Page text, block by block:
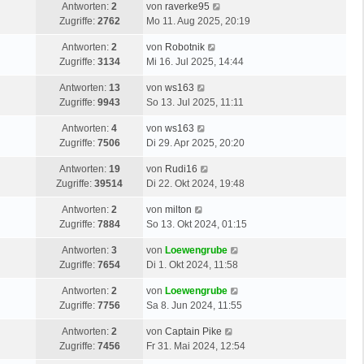
Antworten: 2
Zugriffe: 2762
von raverke95
Mo 11. Aug 2025, 20:19
Antworten: 2
Zugriffe: 3134
von Robotnik
Mi 16. Jul 2025, 14:44
Antworten: 13
Zugriffe: 9943
von ws163
So 13. Jul 2025, 11:11
Antworten: 4
Zugriffe: 7506
von ws163
Di 29. Apr 2025, 20:20
Antworten: 19
Zugriffe: 39514
von Rudi16
Di 22. Okt 2024, 19:48
Antworten: 2
Zugriffe: 7884
von milton
So 13. Okt 2024, 01:15
Antworten: 3
Zugriffe: 7654
von Loewengrube
Di 1. Okt 2024, 11:58
Antworten: 2
Zugriffe: 7756
von Loewengrube
Sa 8. Jun 2024, 11:55
Antworten: 2
Zugriffe: 7456
von Captain Pike
Fr 31. Mai 2024, 12:54